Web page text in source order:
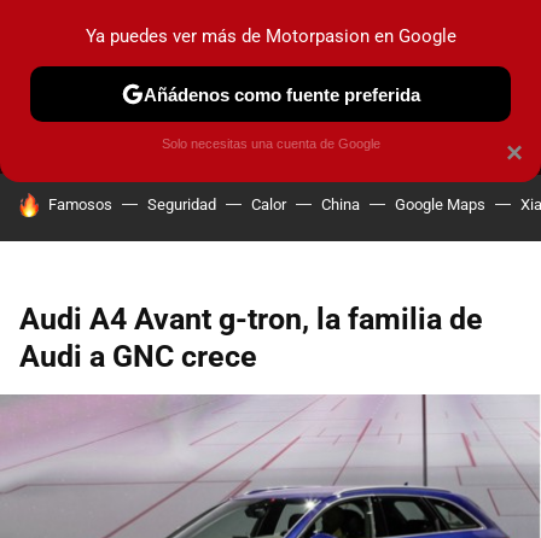
MENÚ NUEVO
COCHES ELÉCTRICOS OBSERVATORIO
HOY SE HABLA DE
Famosos Seguridad Calor China Google Maps
Audi A4 Avant g-tron, la familia de
Audi a GNC crece
×
Ya puedes ver más de Motorpasion en Google
Añádenos como fuente preferida
Solo necesitas una cuenta de Google